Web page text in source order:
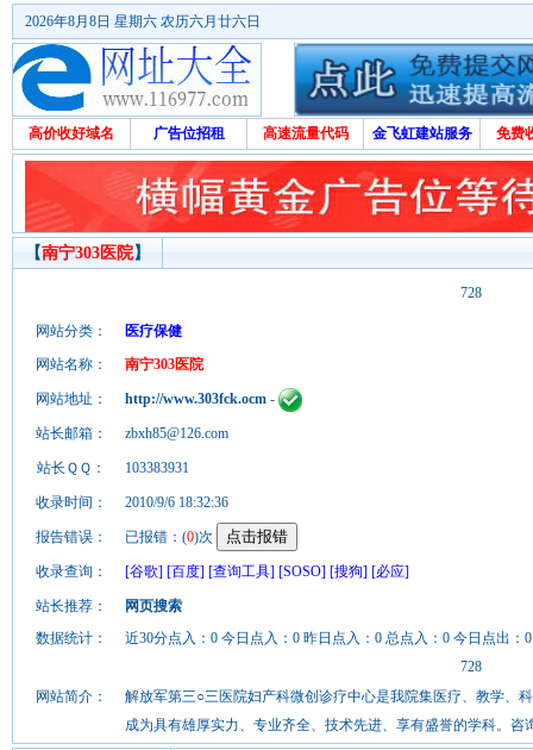
2026年8月8日 星期六 农历六月廿六日
高价收好域名 广告位招租 高速流量代码 金飞虹建站服务 免费
【南宁303医院】
728
网站分类：
医疗保健
网站名称：
南宁303医院
网站地址： http://www.303fck.ocm -
站长邮箱： zbxh85@126.com
站长ＱＱ： 103383931
收录时间： 2010/9/6 18:32:36
报告错误： 已报错：(0)次
收录查询： [谷歌] [百度] [查询工具] [SOSO] [搜狗] [必应]
站长推荐：
网页搜索
数据统计：
近30分点入：0 今日点入：0 昨日点入：0 总点入：0 今日点出：
728
网站简介：
解放军第三○三医院妇产科微创诊疗中心是我院集医疗、教学、
成为具有雄厚实力、专业齐全、技术先进、享有盛誉的学科。咨